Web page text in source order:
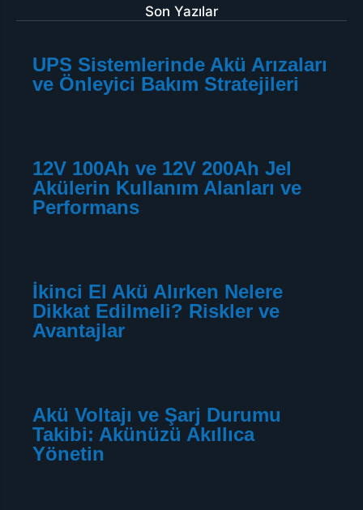
Son Yazılar
UPS Sistemlerinde Akü Arızaları
ve Önleyici Bakım Stratejileri
12V 100Ah ve 12V 200Ah Jel
Akülerin Kullanım Alanları ve
Performans
İkinci El Akü Alırken Nelere
Dikkat Edilmeli? Riskler ve
Avantajlar
Akü Voltajı ve Şarj Durumu
Takibi: Akünüzü Akıllıca
Yönetin